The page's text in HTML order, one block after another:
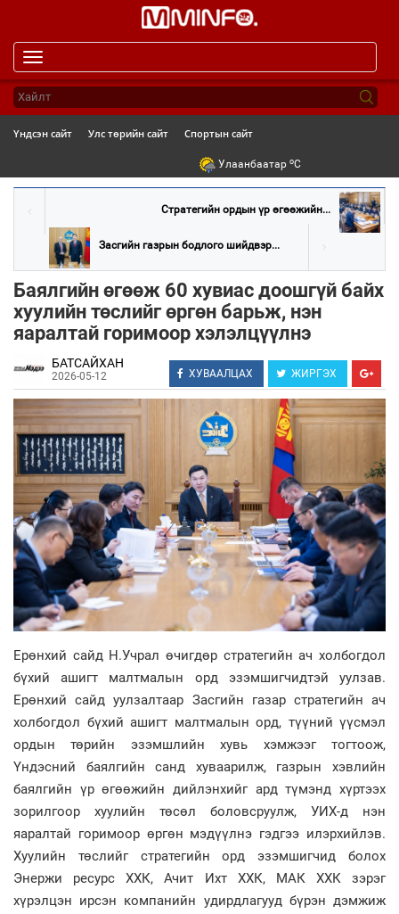
navigation
Үндсэн сайт Улс төрийн сайт Спортын сайт
Улаанбаатар oC
Стратегийн ордын үр өгөөжийн...
Засгийн газрын бодлого шийдвэр...
Баялгийн өгөөж 60 хувиас доошгүй байх
хуулийн төслийг өргөн барьж, нэн
яаралтай горимоор хэлэлцүүлнэ
БАТСАЙХАН
2026-05-12 ХУВААЛЦАХ ЖИРГЭХ
Ерөнхий сайд Н.Учрал өчигдөр стратегийн ач холбогдол
бүхий ашигт малтмалын орд эзэмшигчидтэй уулзав.
Ерөнхий сайд уулзалтаар Засгийн газар стратегийн ач
холбогдол бүхий ашигт малтмалын орд, түүний үүсмэл
ордын төрийн эзэмшлийн хувь хэмжээг тогтоож,
Үндэсний баялгийн санд хуваарилж, газрын хэвлийн
баялгийн үр өгөөжийн дийлэнхийг ард түмэнд хүртээх
зорилгоор хуулийн төсөл боловсруулж, УИХ-д нэн
яаралтай горимоор өргөн мэдүүлнэ гэдгээ илэрхийлэв.
Хуулийн төслийг стратегийн орд эзэмшигчид болох
Энержи ресурс ХХК, Ачит Ихт ХХК, МАК ХХК зэрэг
хүрэлцэн ирсэн компанийн удирдлагууд бүрэн дэмжиж